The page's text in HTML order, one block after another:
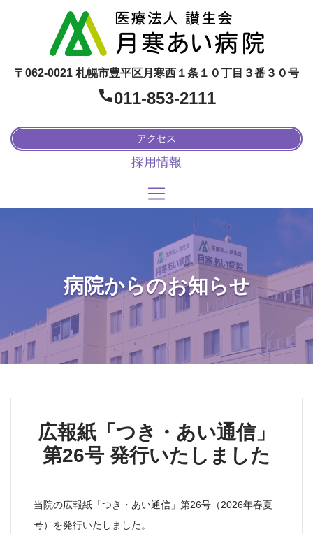
〒062-0021 札幌市豊平区月寒西１条１０丁目３番３０号
011-853-2111
アクセス
採用情報
病院からのお知らせ
広報紙「つき・あい通信」
第26号 発行いたしました
当院の広報紙「つき・あい通信」第26号（2026年春夏
号）を発行いたしました。